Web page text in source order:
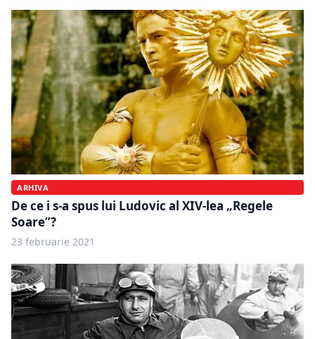
ARHIVA
De ce i s-a spus lui Ludovic al XIV-lea „Regele
Soare”?
23 februarie 2021